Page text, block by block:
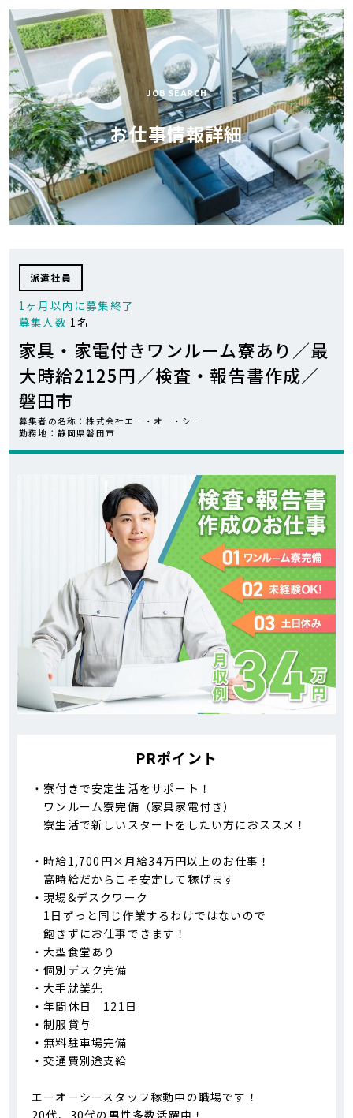
お仕事検索
AOCが
選ばれる理由
お仕事開始の流れ
スペシャル
コンテンツ
AOC BLOG 会社紹介
0
JOB SEARCH
お仕事情報詳細
派遣社員
1ヶ月以内に募集終了
募集人数 1名
家具・家電付きワンルーム寮あり／最
大時給2125円／検査・報告書作成／
磐田市
募集者の名称：株式会社エー・オー・シー
勤務地：静岡県磐田市
PRポイント
・寮付きで安定生活をサポート！
ワンルーム寮完備（家具家電付き）
寮生活で新しいスタートをしたい方におススメ！
・時給1,700円×月給34万円以上のお仕事！
高時給だからこそ安定して稼げます
・現場&デスクワーク
1日ずっと同じ作業するわけではないので
飽きずにお仕事できます！
・大型食堂あり
・個別デスク完備
・大手就業先
・年間休日 121日
・制服貸与
・無料駐車場完備
・交通費別途支給
エーオーシースタッフ稼動中の職場です！
20代、30代の男性多数活躍中！